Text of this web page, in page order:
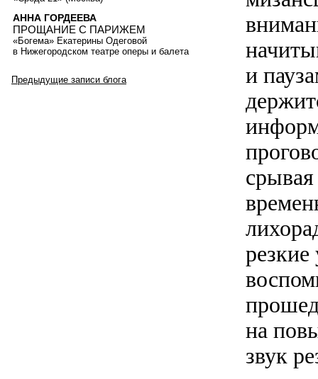
и
на
звук
АННА ГОРДЕЕВА
ПРОЩАНИЕ С ПАРИЖЕМ
«Богема» Екатерины Одеговой
в Нижегородском театре оперы и балета
Предыдущие записи блога